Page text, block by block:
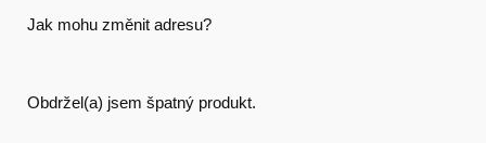
Jak mohu změnit adresu?
Obdržel(a) jsem špatný produkt.